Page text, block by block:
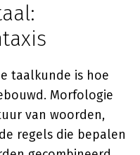
taalkunde is hoe
Morfologie
van woorden,
regels die bepalen